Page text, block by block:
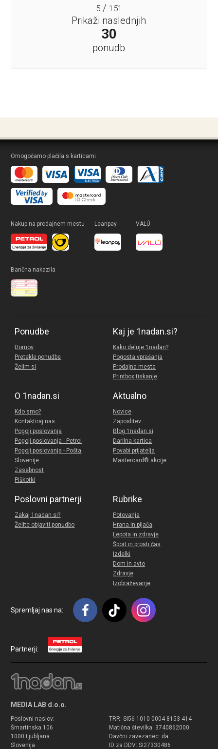
5/ 151
Prikaži naslednjih
30
ponudb
Omogočamo plačila s karticami
Nakup na prodajnem mestu Leanpay VALÚ
Bančna nakazila
Ponudbe
Domov
Pretekle ponudbe
Želim si
Kaj je 1nadan.si?
Kako deluje 1nadan?
Pogosta vprašanja
Prodajna mesta
Printbox tiskanje
O 1nadan.si
Kdo smo?
Kontaktiraj nas
Pogoji poslovanja
Pogoji poslovanja - Petrol
Pogoji poslovanja - Pošta
Slovenije
Zasebnost
Piškotki
Aktualno
Novice
Zaposlitev
Blog 1nadan.si
Darilna kartica
Povabi prijatelja
Mastercard® akcije
Poslovni partnerji
Zakaj 1nadan.si?
Želite objaviti ponudbo
Rubrike
Potovanja
Hrana in pijača
Lepota in zdravje
Šport in prosti čas
Izdelki
Dom in avto
Zdravje
Izobraževanje
Spremljaj nas na:
Partnerji:
MEDIA LAB d.o.o.
Poslovni naslov:
Šmartinska 106
1000 Ljubljana
Slovenija
TRR: SI56 1010 0004 8153 414
Matična številka: 3740862000
Davčni zavezanec: da
ID za DDV: SI27330486